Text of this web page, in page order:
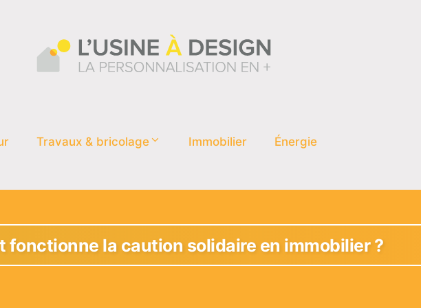
Travaux & bricolage Immobilier Énergie
fonctionne la caution solidaire en immobilier ?